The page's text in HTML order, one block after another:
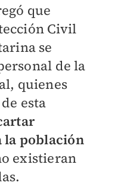
que
Civil
se
de la
quienes
esta
la población
existieran